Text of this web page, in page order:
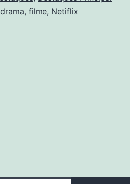
drama, filme, Netiflix